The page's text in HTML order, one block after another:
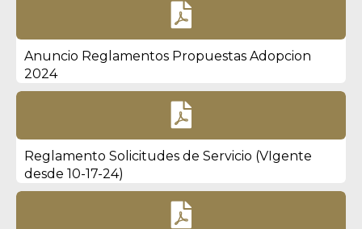

Anuncio Reglamentos Propuestas Adopcion
2024

Reglamento Solicitudes de Servicio (VIgente
desde 10-17-24)
